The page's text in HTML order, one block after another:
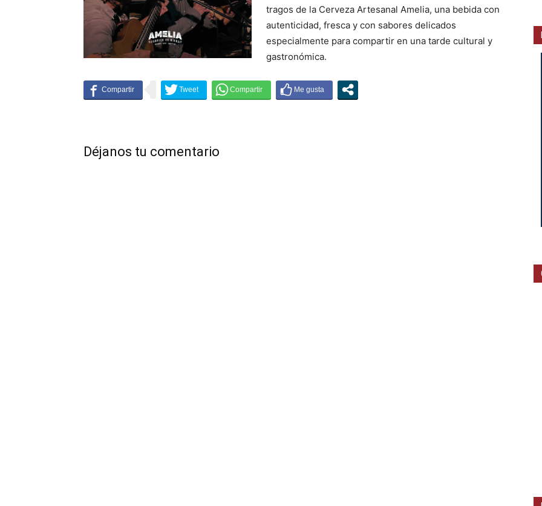
tragos de la Cerveza Artesanal Amelia, una bebida con
autenticidad, fresca y con sabores delicados
especialmente para compartir en una tarde cultural y
gastronómica.
Déjanos tu comentario